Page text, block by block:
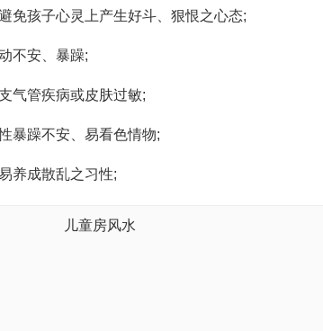
孩子心灵上产生好斗、狠恨之心态;
安、暴躁;
管疾病或皮肤过敏;
躁不安、易看色情物;
成散乱之习性;